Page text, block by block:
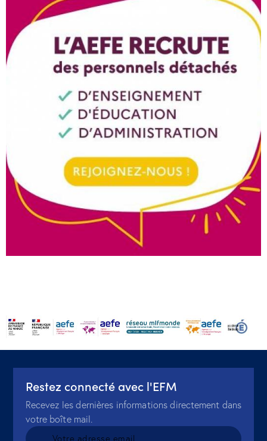
Restez connecté avec l'EFM
Recevez les dernières informations directement dans
votre boîte mail.